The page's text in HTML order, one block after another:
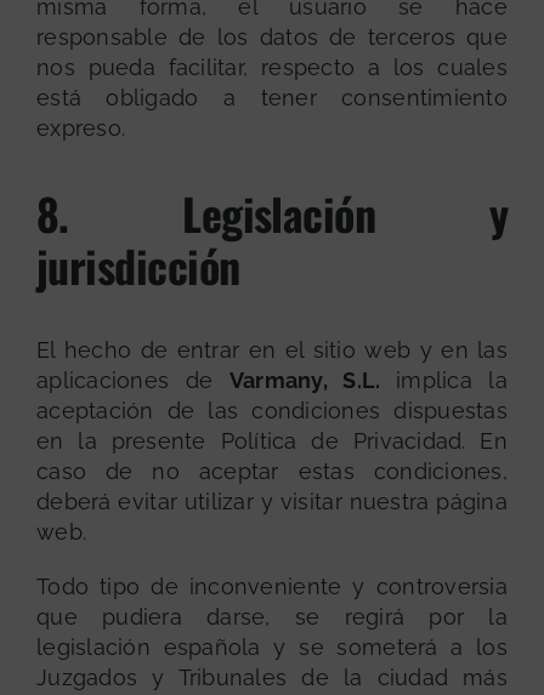
misma forma, el usuario se hace
responsable de los datos de terceros que
nos pueda facilitar, respecto a los cuales
está obligado a tener consentimiento
expreso.
8. Legislación y
jurisdicción
El hecho de entrar en el sitio web y en las
aplicaciones de Varmany, S.L. implica la
aceptación de las condiciones dispuestas
en la presente Política de Privacidad. En
caso de no aceptar estas condiciones,
deberá evitar utilizar y visitar nuestra página
web.
Todo tipo de inconveniente y controversia
que pudiera darse, se regirá por la
legislación española y se someterá a los
Juzgados y Tribunales de la ciudad más